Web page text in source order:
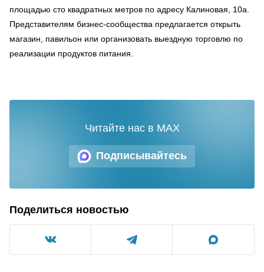
площадью сто квадратных метров по адресу Калиновая, 10а.
Представителям бизнес-сообщества предлагается открыть
магазин, павильон или организовать выездную торговлю по
реализации продуктов питания.
Подписывайтесь
Читайте нас в MAX
Поделиться новостью